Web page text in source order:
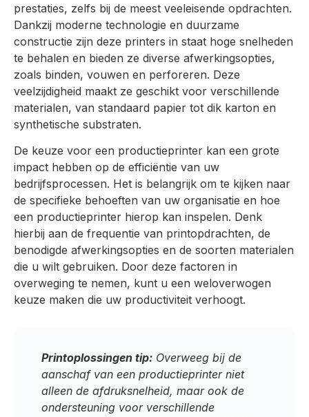
prestaties, zelfs bij de meest veeleisende opdrachten.
Dankzij moderne technologie en duurzame
constructie zijn deze printers in staat hoge snelheden
te behalen en bieden ze diverse afwerkingsopties,
zoals binden, vouwen en perforeren. Deze
veelzijdigheid maakt ze geschikt voor verschillende
materialen, van standaard papier tot dik karton en
synthetische substraten.
De keuze voor een productieprinter kan een grote
impact hebben op de efficiëntie van uw
bedrijfsprocessen. Het is belangrijk om te kijken naar
de specifieke behoeften van uw organisatie en hoe
een productieprinter hierop kan inspelen. Denk
hierbij aan de frequentie van printopdrachten, de
benodigde afwerkingsopties en de soorten materialen
die u wilt gebruiken. Door deze factoren in
overweging te nemen, kunt u een weloverwogen
keuze maken die uw productiviteit verhoogt.
Printoplossingen tip: Overweeg bij de
aanschaf van een productieprinter niet
alleen de afdruksnelheid, maar ook de
ondersteuning voor verschillende